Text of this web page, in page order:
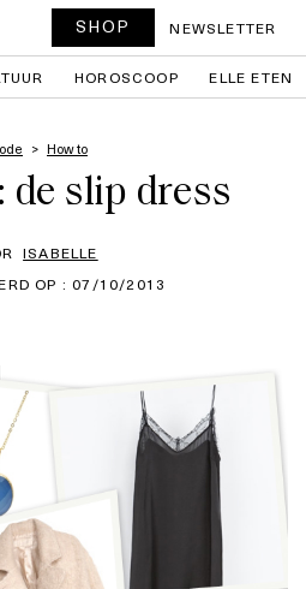
SHOP NEWSLETTER
HOROSCOOP ELLE ETEN
How to
de slip dress
ISABELLE
OP : 07/10/2013